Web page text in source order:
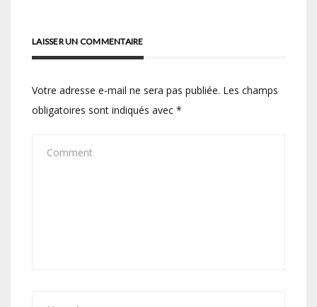
LAISSER UN COMMENTAIRE
Votre adresse e-mail ne sera pas publiée. Les champs
obligatoires sont indiqués avec *